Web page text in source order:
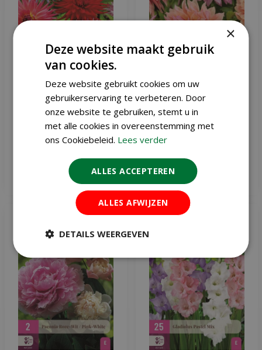
Dahlia favourite love
€ 9,99
Meer info
Dahlia labyrinth mix
€9,99
Meer info
×
Deze website maakt gebruik
van cookies.
Deze website gebruikt cookies om uw
gebruikerservaring te verbeteren. Door
onze website te gebruiken, stemt u in
met alle cookies in overeenstemming met
ons Cookiebeleid. Lees verder
ALLES ACCEPTEREN
ALLES AFWIJZEN
DETAILS WEERGEVEN